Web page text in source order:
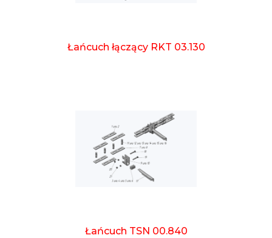
Łańcuch łączący RKT 03.130
Łańcuch TSN 00.840